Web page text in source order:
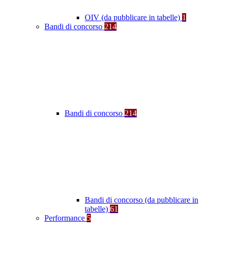
OIV (da pubblicare in tabelle) 1
Bandi di concorso 214
Bandi di concorso 214
Bandi di concorso (da pubblicare in
tabelle) 61
Performance 5